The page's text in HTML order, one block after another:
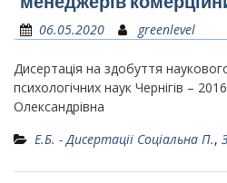
06.05.2020 greenlevel
Дисертація на здобуття
психологічних наук Чернігів –
Олександрівна
Е.Б. - Дисертаціі Соціальна П.,